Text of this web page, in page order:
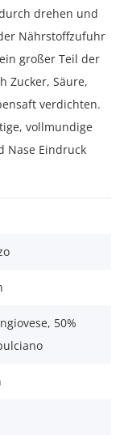
drehen und
Nährstoffzufuhr
großer Teil der
Zucker, Säure,
verdichten.
vollmundige
Nase Eindruck
50%